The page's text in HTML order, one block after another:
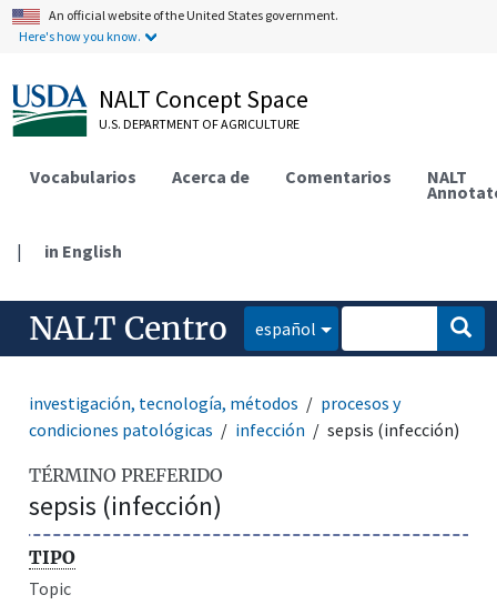
An official website of the United States government.
Here's how you know.
NALT Concept Space
U.S. DEPARTMENT OF AGRICULTURE
Vocabularios Acerca de Comentarios NALT
| in English
NALT Centro español
investigación, tecnología, métodos
procesos y
condiciones patológicas
infección sepsis (infección)
TÉRMINO PREFERIDO
sepsis (infección)
TIPO
Topic